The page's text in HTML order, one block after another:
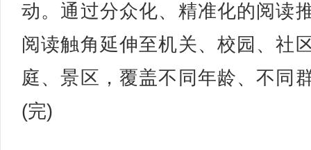
动。通过分众化、精准化的阅读
阅读触角延伸至机关、校园、社
庭、景区，覆盖不同年龄、不同
(完)